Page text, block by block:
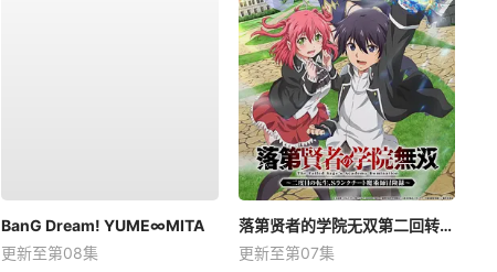
BanG Dream! YUME∞MITA
更新至第08集
落第贤者的学院无双第二回转生，S等级作弊魔术师冒险记
更新至第07集